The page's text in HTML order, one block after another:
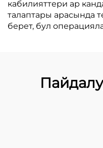
кабилияттери ар
талаптары арасында
берет, бул